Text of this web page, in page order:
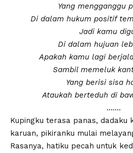
Yang mengganggu
Di dalam hukum positif
Jadi kamu
Di dalam hujuan
Apakah kamu lagi
Sambil memeluk
Yang berisi sisa
Ataukah berteduh di
…….
Kupingku terasa panas,
karuan, pikiranku mulai
Rasanya, hatiku pecah untuk